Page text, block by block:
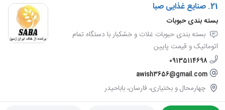
21. صنایع غذایی صبا
بسته بندی حبوبات
بسته بندی حبوبات غلات و خشکبار با دستگاه تمام
اتوماتیک و قیمت پایین
09135114698
awish3656@gmail.com
چهارمحال و بختیاری، فارسان، باباحیدر